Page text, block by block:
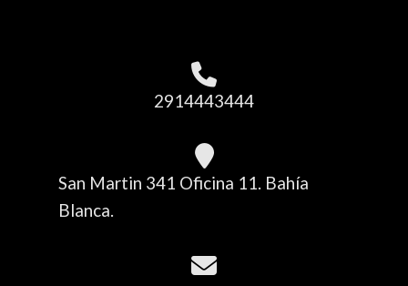
2914443444
San Martin 341 Oficina 11. Bahía
Blanca.